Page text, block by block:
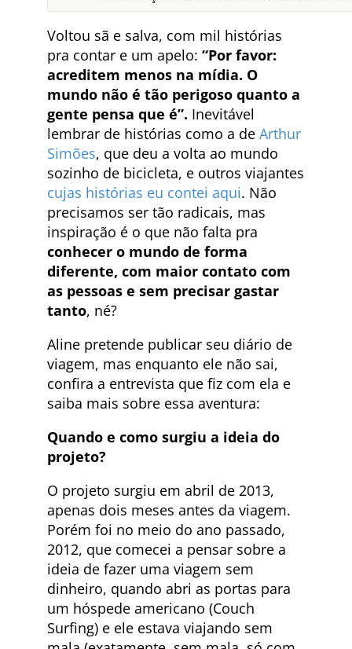
Voltou sã e salva, com mil histórias
pra contar e um apelo: “Por favor:
acreditem menos na mídia. O
mundo não é tão perigoso quanto a
gente pensa que é”. Inevitável
lembrar de histórias como a de Arthur
Simões, que deu a volta ao mundo
sozinho de bicicleta, e outros viajantes
cujas histórias eu contei aqui. Não
precisamos ser tão radicais, mas
inspiração é o que não falta pra
conhecer o mundo de forma
diferente, com maior contato com
as pessoas e sem precisar gastar
tanto, né?
Aline pretende publicar seu diário de
viagem, mas enquanto ele não sai,
confira a entrevista que fiz com ela e
saiba mais sobre essa aventura:
Quando e como surgiu a ideia do
projeto?
O projeto surgiu em abril de 2013,
apenas dois meses antes da viagem.
Porém foi no meio do ano passado,
2012, que comecei a pensar sobre a
ideia de fazer uma viagem sem
dinheiro, quando abri as portas para
um hóspede americano (Couch
Surfing) e ele estava viajando sem